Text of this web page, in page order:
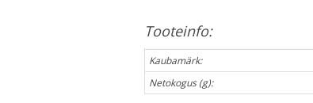
Tooteinfo:
Kaubamärk:
Netokogus (g):